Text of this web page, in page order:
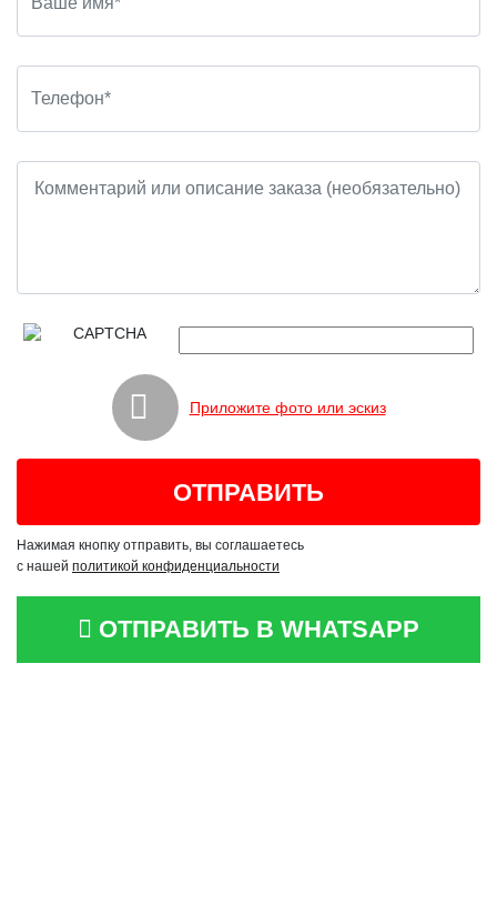
Приложите фото или эскиз
Нажимая кнопку отправить, вы соглашаетесь
с нашей политикой конфиденциальности
ОТПРАВИТЬ В WHATSAPP